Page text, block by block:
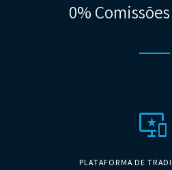
0%
important_devices
PLATAFORMA DE